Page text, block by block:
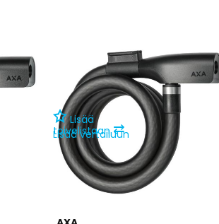
Lisää
toivelistaan ⇄
Lisää vertailuun